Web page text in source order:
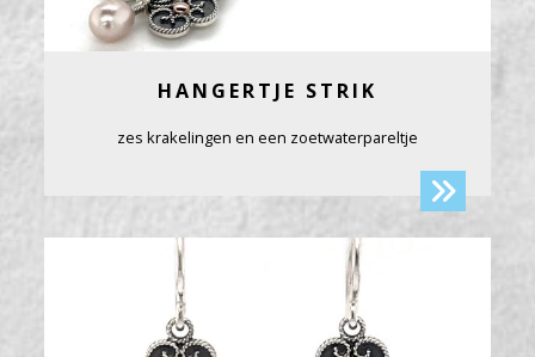
HANGERTJE STRIK
zes krakelingen en een zoetwaterpareltje